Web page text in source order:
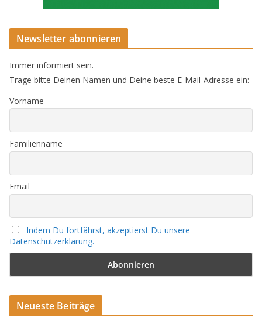
Newsletter abonnieren
Immer informiert sein.
Trage bitte Deinen Namen und Deine beste E-Mail-Adresse ein:
Vorname
Familienname
Email
Indem Du fortfährst, akzeptierst Du unsere
Datenschutzerklärung.
Neueste Beiträge